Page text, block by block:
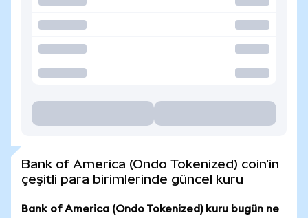
Bank of America (Ondo Tokenized) coin'in
çeşitli para birimlerinde güncel kuru
Bank of America (Ondo Tokenized) kuru bugün ne